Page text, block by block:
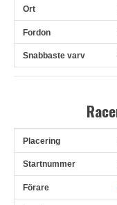
Pl Snr